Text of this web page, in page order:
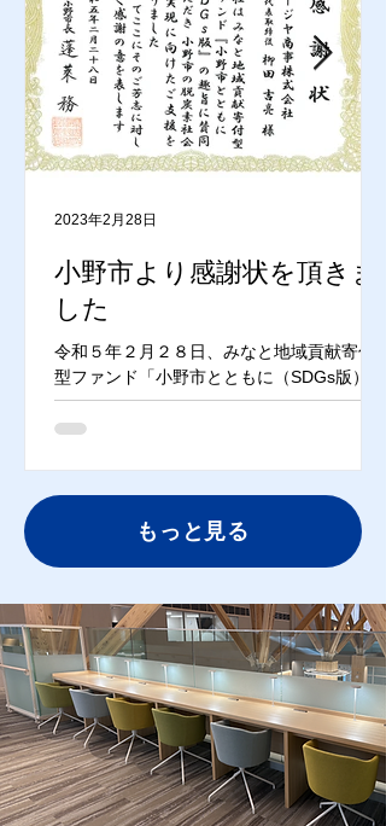
小野市より感謝状を頂きま
した
令和５年２月２８日、みなと地域貢献寄付
型ファンド「小野市とともに（SDGs版）」
の取り組みにより、小野市から感謝状を頂
きました。 #SDGs #みなと地域貢献寄付型
2023年2月28日
もっと見る